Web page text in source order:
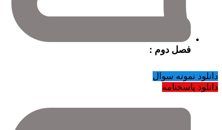
فصل دوم :
دانلود نمونه سوال
دانلود پاسخنامه